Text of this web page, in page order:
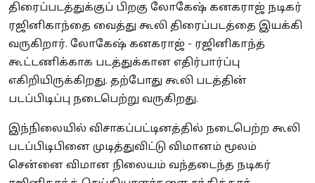
திரைப்படத்துக்குப் பிறகு லோகேஷ் கனகராஜ் நடிகர்
ரஜினிகாந்தை வைத்து கூலி திரைப்படத்தை இயக்கி
வருகிறார். லோகேஷ் கனகராஜ் - ரஜினிகாந்த்
கூட்டணிக்காக படத்துக்கான எதிர்பார்ப்பு
எகிறியிருக்கிறது. தற்போது கூலி படத்தின்
படப்பிடிப்பு நடைபெற்று வருகிறது.
இந்நிலையில் விசாகப்பட்டினத்தில் நடைபெற்ற கூலி
படப்பிடிபினை முடித்துவிட்டு விமானம் மூலம்
சென்னை விமான நிலையம் வந்தடைந்த நடிகர்